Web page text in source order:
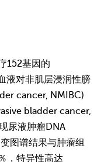
152基因的
液对非肌层浸润性膀
cancer, NMIBC)
bladder cancer,
尿液肿瘤DNA
图谱结果与肿瘤组
，特异性高达